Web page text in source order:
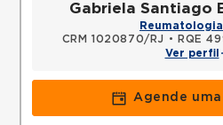
Gabriela Santiago
Reumatologia
CRM 1020870/RJ •
RQE
Ver perfil
Agende